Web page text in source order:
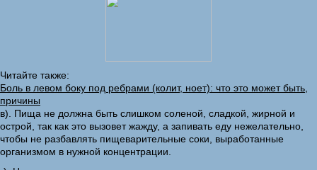
Читайте также:
Боль в левом боку под ребрами (колит, ноет): что это может быть,
причины
в). Пища не должна быть слишком соленой, сладкой, жирной и
острой, так как это вызовет жажду, а запивать еду нежелательно,
чтобы не разбавлять пищеварительные соки, выработанные
организмом в нужной концентрации.